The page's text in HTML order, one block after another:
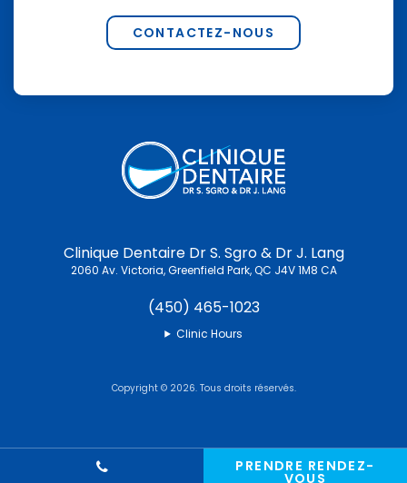
CONTACTEZ-NOUS
Clinique Dentaire Dr S. Sgro & Dr J. Lang
2060 Av. Victoria Greenfield Park QC J4V 1M8 CA
(450) 465-1023
Clinic Hours
Copyright © 2026. Tous droits réservés.
PRENDRE RENDEZ-
VOUS